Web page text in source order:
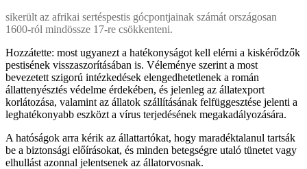
sikerült az afrikai sertéspestis gócpontjainak számát országosan
1600-ról mindössze 17-re csökkenteni.
Hozzátette: most ugyanezt a hatékonyságot kell elérni a kiskérődzők
pestisének visszaszorításában is. Véleménye szerint a most
bevezetett szigorú intézkedések elengedhetetlenek a román
állattenyésztés védelme érdekében, és jelenleg az állatexport
korlátozása, valamint az állatok szállításának felfüggesztése jelenti a
leghatékonyabb eszközt a vírus terjedésének megakadályozására.
A hatóságok arra kérik az állattartókat, hogy maradéktalanul tartsák
be a biztonsági előírásokat, és minden betegségre utaló tünetet vagy
elhullást azonnal jelentsenek az állatorvosnak.